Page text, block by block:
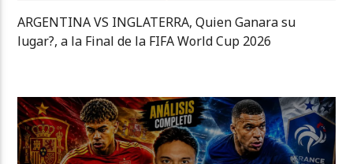
ARGENTINA VS INGLATERRA, Quien Ganara su
lugar?, a la Final de la FIFA World Cup 2026